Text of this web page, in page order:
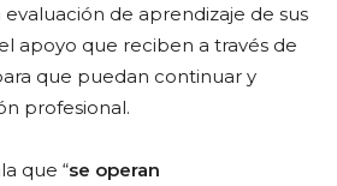
de aprendizaje de sus
apoyo que reciben a través de
que puedan continuar y
profesional.
que “se operan